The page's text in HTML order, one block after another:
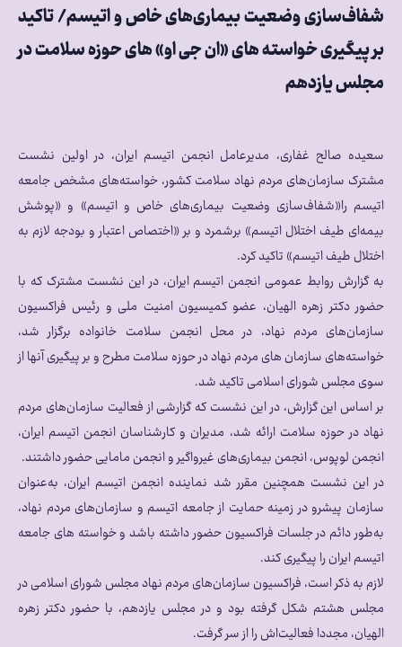
شفاف‌سازی وضعیت بیماری‌های خاص و اتیسم/ تاکید
بر پیگیری خواسته های «ان جی او» های حوزه سلامت در
مجلس یازدهم
سعیده صالح غفاری، مدیرعامل انجمن اتیسم ایران، در اولین نشست
مشترک سازمان‌های مردم نهاد سلامت کشور، خواسته‌های مشخص جامعه‌
اتیسم را«شفاف‌سازی وضعیت بیماری‌های خاص و اتیسم» و «پوشش
بیمه‌ای طیف اختلال اتیسم» برشمرد و بر «اختصاص اعتبار و بودجه لازم به
اختلال طیف اتیسم» تاکید کرد.
به گزارش روابط عمومی انجمن اتیسم ایران، در این نشست مشترک که با
حضور دکتر زهره الهیان، عضو کمیسیون امنیت ملی و رئیس فراکسیون
سازمان‌های مردم نهاد، در محل انجمن سلامت خانواده برگزار شد،
خواسته‌های سازمان های مردم نهاد در حوزه سلامت مطرح و بر پیگیری آنها از
سوی مجلس شورای اسلامی تاکید شد.
بر اساس این گزارش، در این نشست که گزارشی از فعالیت سازمان‌های مردم
نهاد در حوزه‌ سلامت ارائه شد، مدیران و کارشناسان انجمن اتیسم ایران،
انجمن لوپوس، انجمن بیماری‌های غیرواگیر و انجمن مامایی حضور داشتند.
در این نشست همچنین مقرر شد نماینده‌ انجمن اتیسم ایران، به‌عنوان
سازمان پیشرو در زمینه حمایت از جامعه اتیسم و سازمان‌های مردم نهاد،
به‌طور دائم در جلسات فراکسیون حضور داشته باشد و خواسته های جامعه
اتیسم ایران را پیگیری کند.
لازم به ذکر است، فراکسیون سازمان‌های مردم نهاد مجلس شورای اسلامی در
مجلس هشتم شکل گرفته بود و در مجلس یازدهم، با حضور دکتر زهره
الهیان، مجددا فعالیت‌اش را از سر گرفت.